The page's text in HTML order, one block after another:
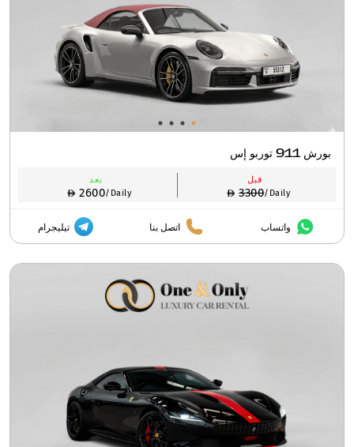
بورش 911 توربو إس
قبل
3300/Daily
بعد
2600/Daily
واتساب اتصل بنا تيليجرام